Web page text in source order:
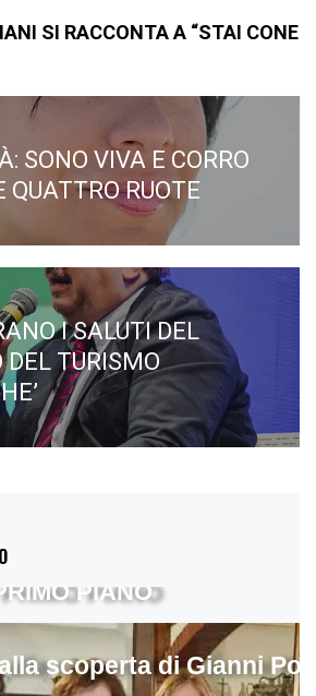
SI RACCONTA A “STAI CONE
SONO VIVA E CORRO
QUATTRO RUOTE
I SALUTI DEL
TURISMO
scoperta di Gianni
PRIMO PIANO